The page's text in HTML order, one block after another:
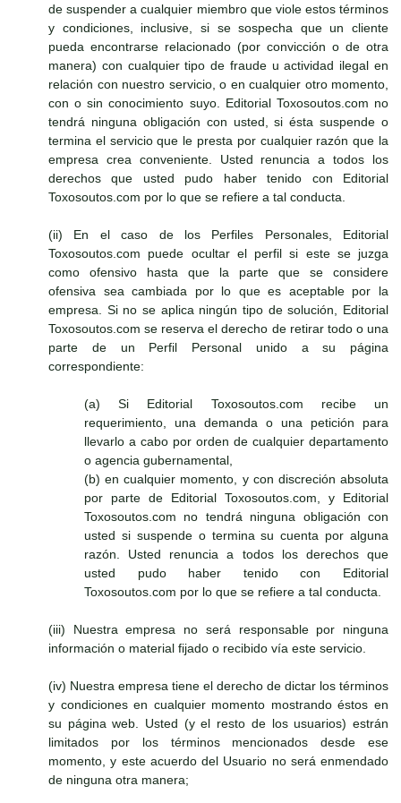
de suspender a cualquier miembro que viole estos términos
y condiciones, inclusive, si se sospecha que un cliente
pueda encontrarse relacionado (por convicción o de otra
manera) con cualquier tipo de fraude u actividad ilegal en
relación con nuestro servicio, o en cualquier otro momento,
con o sin conocimiento suyo. Editorial Toxosoutos.com no
tendrá ninguna obligación con usted, si ésta suspende o
termina el servicio que le presta por cualquier razón que la
empresa crea conveniente. Usted renuncia a todos los
derechos que usted pudo haber tenido con Editorial
Toxosoutos.com por lo que se refiere a tal conducta.
(ii) En el caso de los Perfiles Personales, Editorial
Toxosoutos.com puede ocultar el perfil si este se juzga
como ofensivo hasta que la parte que se considere
ofensiva sea cambiada por lo que es aceptable por la
empresa. Si no se aplica ningún tipo de solución, Editorial
Toxosoutos.com se reserva el derecho de retirar todo o una
parte de un Perfil Personal unido a su página
correspondiente:
(a) Si Editorial Toxosoutos.com recibe un
requerimiento, una demanda o una petición para
llevarlo a cabo por orden de cualquier departamento
o agencia gubernamental,
(b) en cualquier momento, y con discreción absoluta
por parte de Editorial Toxosoutos.com, y Editorial
Toxosoutos.com no tendrá ninguna obligación con
usted si suspende o termina su cuenta por alguna
razón. Usted renuncia a todos los derechos que
usted pudo haber tenido con Editorial
Toxosoutos.com por lo que se refiere a tal conducta.
(iii) Nuestra empresa no será responsable por ninguna
información o material fijado o recibido vía este servicio.
(iv) Nuestra empresa tiene el derecho de dictar los términos
y condiciones en cualquier momento mostrando éstos en
su página web. Usted (y el resto de los usuarios) estrán
limitados por los términos mencionados desde ese
momento, y este acuerdo del Usuario no será enmendado
de ninguna otra manera;